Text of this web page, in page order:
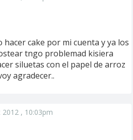
cake por mi cuenta y ya los
tngo problemad kisiera
siluetas con el papel de arroz
agradecer..
, 10:03pm